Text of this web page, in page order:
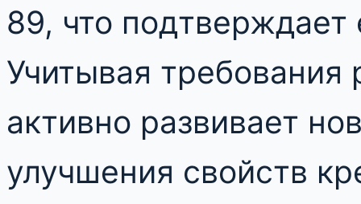
89, что подтверждает
Учитывая
активно развивает
улучшения свойств